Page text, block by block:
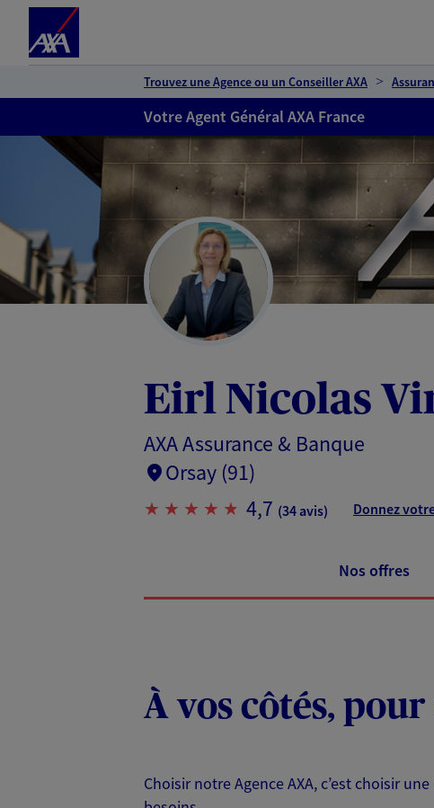
Trouvez une Agence ou un Conseiller AXA
Votre Agent Général AXA France
Eirl Nicolas
AXA Assurance & Banque
Orsay (91)
4,7 (34 avis) Donnez
Nos offres
À vos côtés,
Choisir notre Agence AXA, c’est choisir